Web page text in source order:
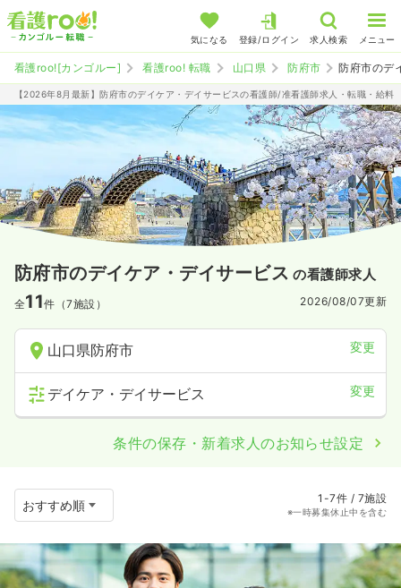
気になる 登録/ログイン 求人検索 メニュー
看護roo![カンゴルー] 看護roo! 転職 山口県 防府市 防府市のデ
【2026年8月最新】防府市のデイケア・デイサービスの看護師/准看護師求人・転職・給料
防府市のデイケア・デイサービス の看護師求人
全11件（7施設） 2026/08/07更新
山口県防府市 変更
デイケア・デイサービス 変更
条件の保存・新着求人のお知らせ設定
1-7件 / 7施設
※一時募集休止中を含む